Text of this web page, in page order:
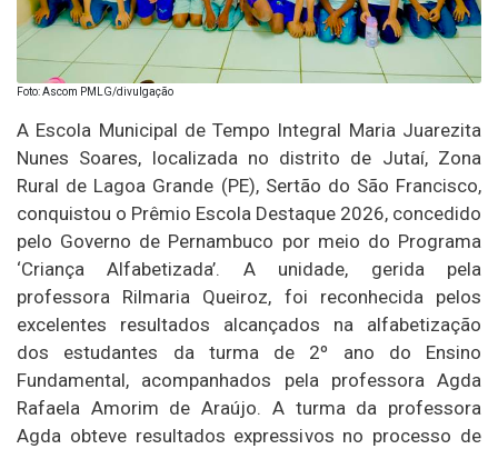
Foto: Ascom PMLG/divulgação
A Escola Municipal de Tempo Integral Maria Juarezita
Nunes Soares, localizada no distrito de Jutaí, Zona
Rural de Lagoa Grande (PE), Sertão do São Francisco,
conquistou o Prêmio Escola Destaque 2026, concedido
pelo Governo de Pernambuco por meio do Programa
‘Criança Alfabetizada’. A unidade, gerida pela
professora Rilmaria Queiroz, foi reconhecida pelos
excelentes resultados alcançados na alfabetização
dos estudantes da turma de 2º ano do Ensino
Fundamental, acompanhados pela professora Agda
Rafaela Amorim de Araújo. A turma da professora
Agda obteve resultados expressivos no processo de